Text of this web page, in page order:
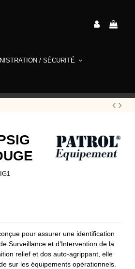
/ SÉCURITÉ
pour assurer une identification
Surveillance et d’Intervention de la
relief et dos auto-agrippant, elle
sur les équipements opérationnels.